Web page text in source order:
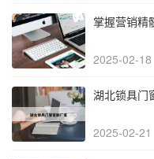
掌握营销精
2025-02-18
湖北锁具门
2025-02-21